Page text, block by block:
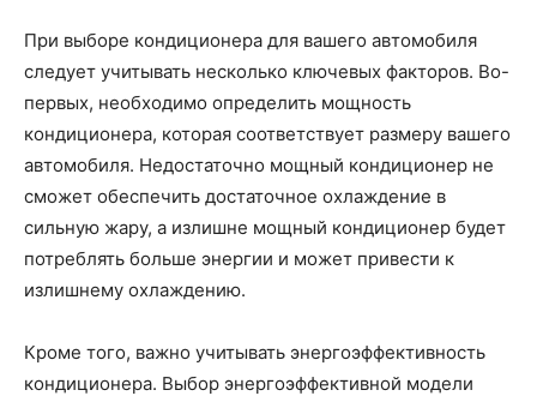
При выборе кондиционера для вашего автомобиля
следует учитывать несколько ключевых факторов. Во-
первых, необходимо определить мощность
кондиционера, которая соответствует размеру вашего
автомобиля. Недостаточно мощный кондиционер не
сможет обеспечить достаточное охлаждение в
сильную жару, а излишне мощный кондиционер будет
потреблять больше энергии и может привести к
излишнему охлаждению.
Кроме того, важно учитывать энергоэффективность
кондиционера. Выбор энергоэффективной модели